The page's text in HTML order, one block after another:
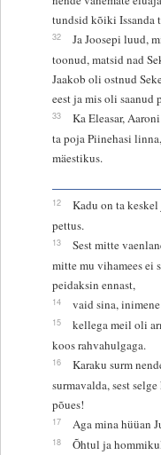
tundsid kõiki Issanda
32
Ja Joosepi luud,
toonud, matsid nad
Jaakob oli ostnud
eest ja mis oli saanud
33
Ka Eleasar,
ta poja Piinehasi
mäestikus.
12
Kadu on ta
pettus.
13
Sest mitte
mitte mu vihamees ei
peidaksin ennast,
14 vaid sina,
15
kellega meil oli
koos rahvahulgaga.
16
Karaku surm
surmavalda, sest
põues!
17 Aga mina hüüan
18
Õhtul ja